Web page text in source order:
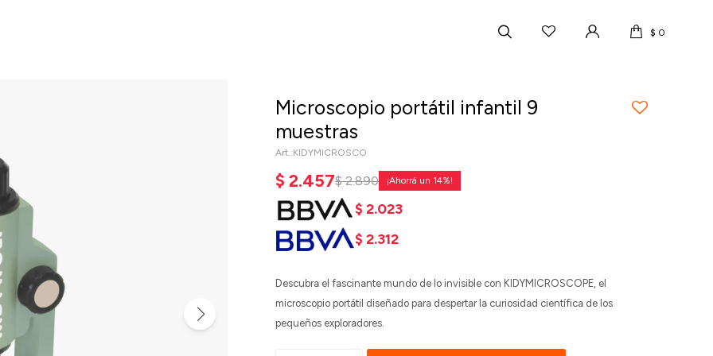
$ 0
Microscopio portátil infantil 9
muestras
KIDYMICROSCO
$ 2.457$ 2.890 14
$ 2.023
$ 2.312
Descubra el fascinante mundo de lo invisible con KIDYMICROSCOPE, el
microscopio portátil diseñado para despertar la curiosidad científica de los
pequeños exploradores.